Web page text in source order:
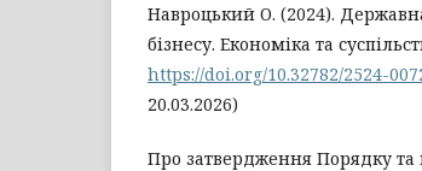
Навроцький О. (2024).
бізнесу. Економіка та
https://doi.org/10.32782/2524-
20.03.2026)
Про затвердження Порядку та